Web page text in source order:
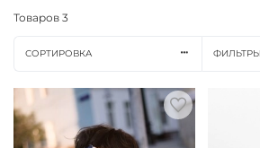
Товаров 3
СОРТИРОВКА ФИЛЬТРЫ